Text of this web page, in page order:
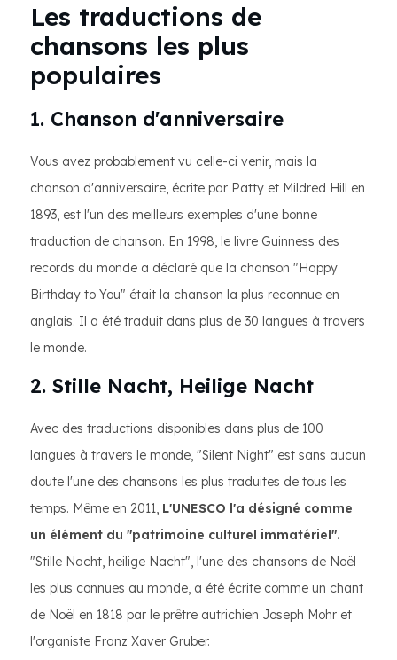
Les traductions de
chansons les plus
populaires
1. Chanson d'anniversaire
Vous avez probablement vu celle-ci venir, mais la
chanson d'anniversaire, écrite par Patty et Mildred Hill en
1893, est l'un des meilleurs exemples d'une bonne
traduction de chanson. En 1998, le livre Guinness des
records du monde a déclaré que la chanson "Happy
Birthday to You" était la chanson la plus reconnue en
anglais. Il a été traduit dans plus de 30 langues à travers
le monde.
2. Stille Nacht, Heilige Nacht
Avec des traductions disponibles dans plus de 100
langues à travers le monde, "Silent Night" est sans aucun
doute l'une des chansons les plus traduites de tous les
temps. Même en 2011, L'UNESCO l'a désigné comme
un élément du "patrimoine culturel immatériel".
"Stille Nacht, heilige Nacht", l'une des chansons de Noël
les plus connues au monde, a été écrite comme un chant
de Noël en 1818 par le prêtre autrichien Joseph Mohr et
l'organiste Franz Xaver Gruber.